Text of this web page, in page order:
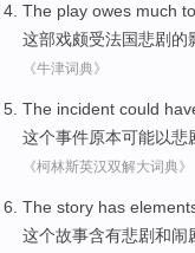
The play owes much to
这部戏颇受法国悲剧的
《牛津词典》
The incident could
这个事件原本可能以悲
《柯林斯英汉双解大词典》
The story has
这个故事含有悲剧和闹